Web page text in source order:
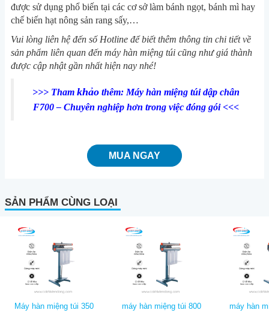
được sử dụng phổ biến tại các cơ sở làm bánh ngọt, bánh mì hay
chế biến hạt nông sản rang sấy,…
Vui lòng liên hệ đến số Hotline để biết thêm thông tin chi tiết về
sản phẩm liên quan đến máy hàn miệng túi cũng như giá thành
được cập nhật gần nhất hiện nay nhé!
>>> Tham khảo thêm: Máy hàn miệng túi dập chân
F700 – Chuyên nghiệp hơn trong việc đóng gói <<<
MUA NGAY
SẢN PHẨM CÙNG LOẠI
Máy hàn miệng túi 350 máy hàn miệng túi 800 máy hàn